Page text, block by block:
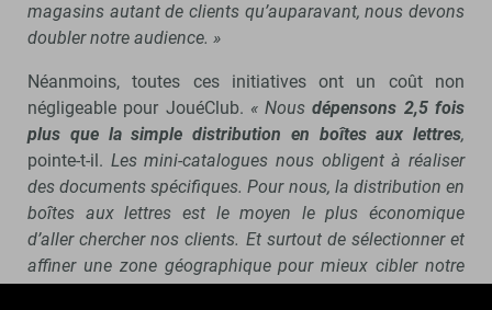
magasins autant de clients qu’auparavant, nous devons
doubler notre audience. »
Néanmoins, toutes ces initiatives ont un coût non
négligeable pour JouéClub. « Nousdépensons 2,5 fois
plus que la simple distribution en boîtes aux lettres,
pointe-t-il. Les mini-catalogues nous obligent à réaliser
des documents spécifiques. Pour nous, la distribution en
boîtes aux lettres est le moyen le plus économique
d’aller chercher nos clients. Et surtout de sélectionner et
affiner une zone géographique pour mieux cibler notre